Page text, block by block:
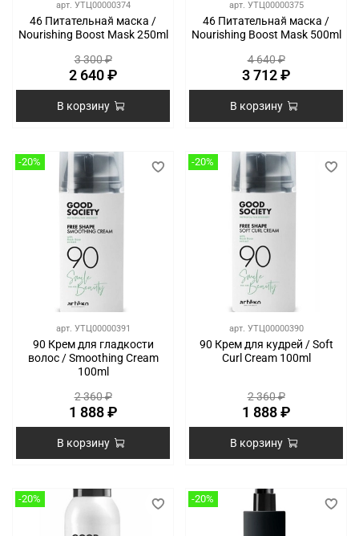
арт. УТЦ00000374
46 Питательная̆ маска /
Nourishing Boost Mask 250ml
3 300 ₽
2 640 ₽
В корзину
арт. УТЦ00000375
46 Питательная̆ маска /
Nourishing Boost Mask 500ml
4 640 ₽
3 712 ₽
В корзину
-20%
арт. УТЦ00000391
90 Крем для гладкости
волос / Smoothing Cream
100ml
2 360 ₽
1 888 ₽
В корзину
-20%
арт. УТЦ00000390
90 Крем для кудрей / Soft
Curl Cream 100ml
2 360 ₽
1 888 ₽
В корзину
-20% -20%